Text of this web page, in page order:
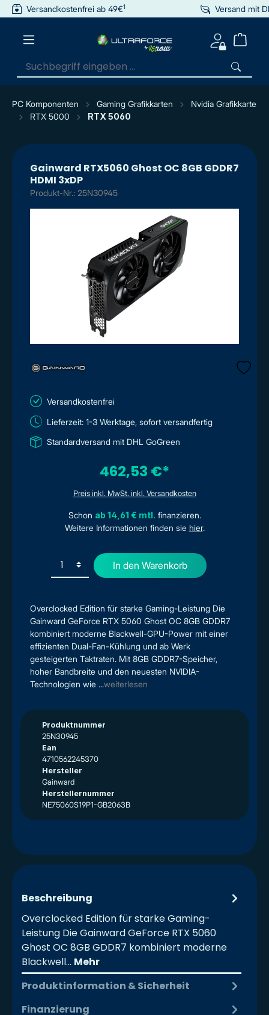
springen
Versandkostenfrei ab 49€1 Versand mit
PC Komponenten Gaming Grafikkarten
Nvidia Grafikkarte
RTX 5000
RTX 5060
Gainward RTX5060 Ghost OC 8GB GDDR7
HDMI 3xDP
Produkt-Nr.: 25N30945
Overclocked Edition für starke Gaming-Leistung Die
Gainward GeForce RTX 5060 Ghost OC 8GB GDDR7
kombiniert moderne Blackwell-GPU-Power mit einer
effizienten Dual-Fan-Kühlung und ab Werk
gesteigerten Taktraten. Mit 8GB GDDR7-Speicher,
hoher Bandbreite und den neuesten NVIDIA-
Technologien wie ...weiterlesen
Produktnummer
25N30945
Ean
4710562245370
Hersteller
Gainward
Herstellernummer
NE75060S19P1-GB2063B
Versandkostenfrei
Lieferzeit: 1-3 Werktage, sofort versandfertig
Standardversand mit DHL GoGreen
462,53 €*
Preis inkl. MwSt. inkl. Versandkosten
Schon ab 14,61 € mtl. finanzieren.
Weitere Informationen finden sie hier.
In den Warenkorb
Beschreibung
Overclocked Edition für starke Gaming-
Leistung Die Gainward GeForce RTX 5060
Ghost OC 8GB GDDR7 kombiniert moderne
Blackwell… Mehr
Produktinformation & Sicherheit
Finanzierung